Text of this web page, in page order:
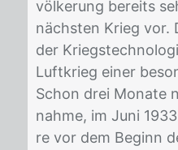
völ­ke­rung be­reits
nächs­ten Krieg vor.
der
Luft­krieg ei­ner
Schon drei Mo­na­te
nah­me, im Juni
re vor dem Be­ginn